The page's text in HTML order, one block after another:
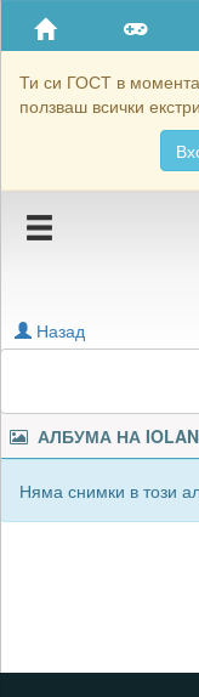
Ти си ГОСТ в
ползваш всички
Приятели
Хронология на
Подаръците на
Картичките на
Блокирай iolanta44
Назад
АЛБУМА НА
Няма снимки в този